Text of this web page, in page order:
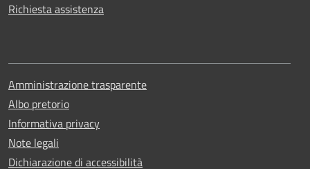
Richiesta assistenza
Amministrazione trasparente
Albo pretorio
Informativa privacy
Note legali
Dichiarazione di accessibilità